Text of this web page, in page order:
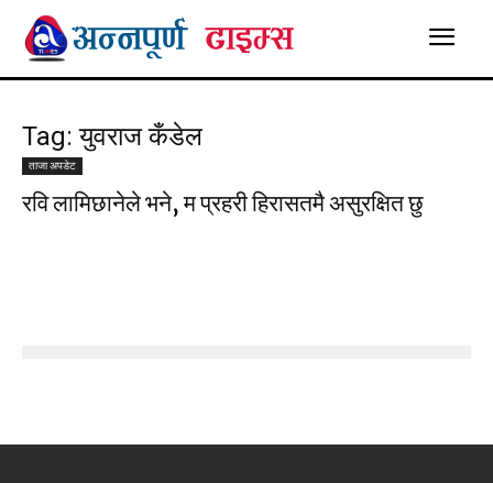
Tag: युवराज कँडेल
ताजा अपडेट
रवि लामिछानेले भने, म प्रहरी हिरासतमै असुरक्षित छु